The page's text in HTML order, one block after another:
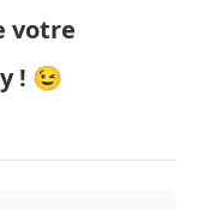
votre
! 😉